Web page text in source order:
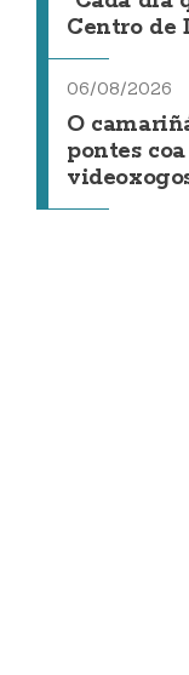
Centro de
06/08/2026
O
pontes